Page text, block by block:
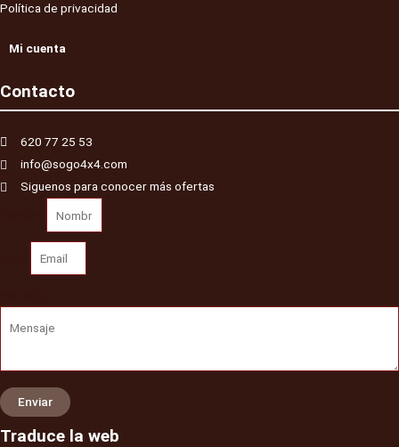
Política de privacidad
Mi cuenta
Contacto
620 77 25 53
info@sogo4x4.com
Siguenos para conocer más ofertas
Enviar
Traduce la web